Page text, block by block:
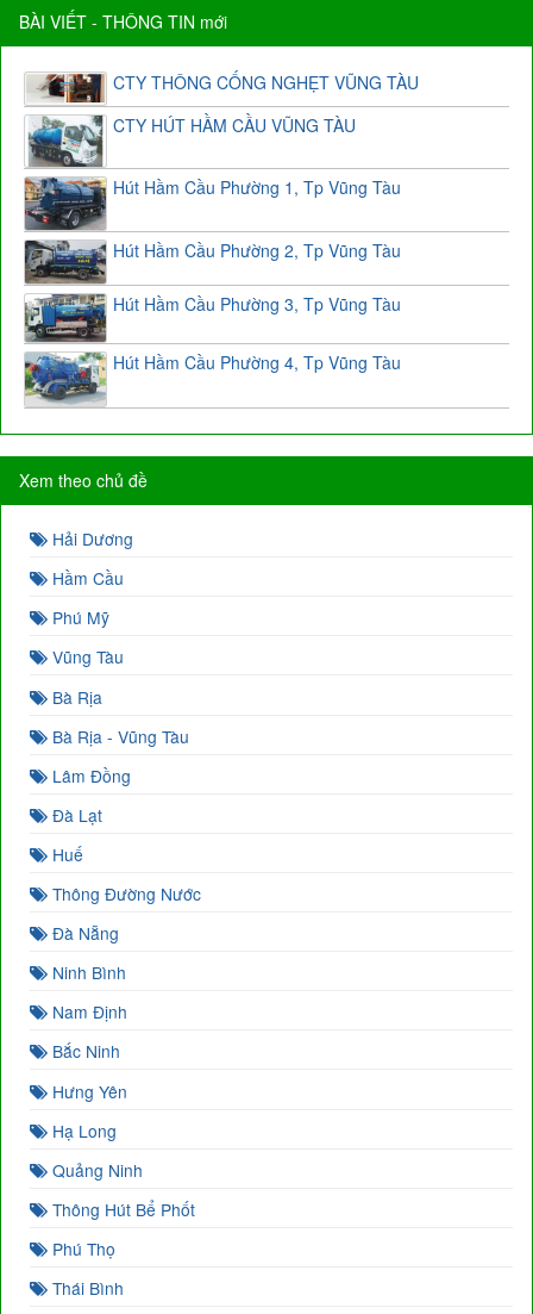
BÀI VIẾT - THÔNG TIN mới
CTY THÔNG CỐNG NGHẸT VŨNG TÀU
CTY HÚT HẦM CẦU VŨNG TÀU
Hút Hầm Cầu Phường 1, Tp Vũng Tàu
Hút Hầm Cầu Phường 2, Tp Vũng Tàu
Hút Hầm Cầu Phường 3, Tp Vũng Tàu
Hút Hầm Cầu Phường 4, Tp Vũng Tàu
Xem theo chủ đề
Hải Dương
Hầm Cầu
Phú Mỹ
Vũng Tàu
Bà Rịa
Bà Rịa - Vũng Tàu
Lâm Đồng
Đà Lạt
Huế
Thông Đường Nước
Đà Nẵng
Ninh Bình
Nam Định
Bắc Ninh
Hưng Yên
Hạ Long
Quảng Ninh
Thông Hút Bể Phốt
Phú Thọ
Thái Bình